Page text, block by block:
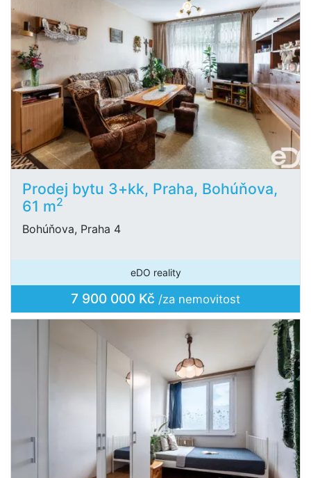
Prodej bytu 3+kk, Praha, Bohúňova,
61 m2
Bohúňova, Praha 4
eDO reality
7 900 000 Kč /za nemovitost